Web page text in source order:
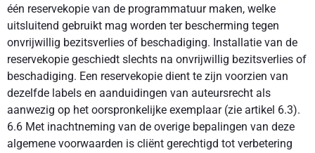
één reservekopie van de programmatuur maken, welke
uitsluitend gebruikt mag worden ter bescherming tegen
onvrijwillig bezitsverlies of beschadiging. Installatie van de
reservekopie geschiedt slechts na onvrijwillig bezitsverlies of
beschadiging. Een reservekopie dient te zijn voorzien van
dezelfde labels en aanduidingen van auteursrecht als
aanwezig op het oorspronkelijke exemplaar (zie artikel 6.3).
6.6 Met inachtneming van de overige bepalingen van deze
algemene voorwaarden is cliënt gerechtigd tot verbetering